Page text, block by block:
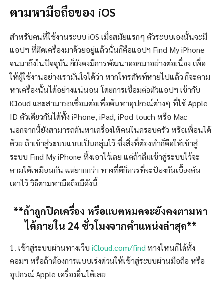
ตามหามือถือของ iOS
สำหรับคนที่ใช้งานระบบ iOS เมื่อสมัยแรกๆ ตัวระบบเองนั้นจะมี
แอปฯ ที่ติดเครื่องมาด้วยอยู่แล้วนั่นก็คือแอปฯ Find My iPhone
จนมาถึงในปัจจุบัน ก็ยังคงมีการพัฒนาออกมาอย่างต่อเนื่อง เพื่อ
ให้ผู้ใช้งานอย่างเรามั่นใจได้ว่า หากโทรศัพท์หายไปแล้ว ก็จะตาม
หาเครื่องนั้นได้อย่างแน่นอน โดยการเชื่อมต่อตัวแอปฯ เข้ากับ
iCloud และสามารถเชื่อมต่อเพื่อค้นหาอุปกรณ์ต่างๆ ที่ใช้ Apple
ID ตัวเดียวกันได้ทั้ง iPhone, iPad, iPod touch หรือ Mac
นอกจากนี้ยังสามารถค้นหาเครื่องให้คนในครอบครัว หรือเพื่อนได้
ด้วย ถ้าเข้าสู่ระบบแบบเป็นกลุ่มไว้ ซึ่งสิ่งที่ต้องทำก็คือให้เข้าสู่
ระบบ Find My iPhone ทิ้งเอาไว้เลย แต่ถ้าลืมเข้าสู่ระบบไว้จะ
ตามได้เหมือนกัน แต่ยากกว่า ทางที่ดีก็ควรที่จะป้องกันเบื้องต้น
เอาไว้ วิธีตามหามือถือมีดังนี้
**ถ้าถูกปิดเครื่อง หรือแบตหมดจะยังคงตามหา
ได้ภายใน 24 ชั่วโมงจากตำแหน่งล่าสุด**
1. เข้าสู่ระบบผ่านทางเว็บ iCloud.com/find ทางไหนก็ได้ทั้ง
คอมฯ หรือถ้าต้องการแบบเร่งด่วนให้เข้าสู่ระบบผ่านมือถือ หรือ
อุปกรณ์ Apple เครื่องอื่นได้เลย